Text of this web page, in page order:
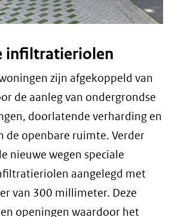
infiltratieriolen
zijn afgekoppeld van
de aanleg van ondergrondse
doorlatende verharding en
de openbare ruimte. Verder
nieuwe wegen speciale
aangelegd met
van 300 millimeter. Deze
openingen waardoor het